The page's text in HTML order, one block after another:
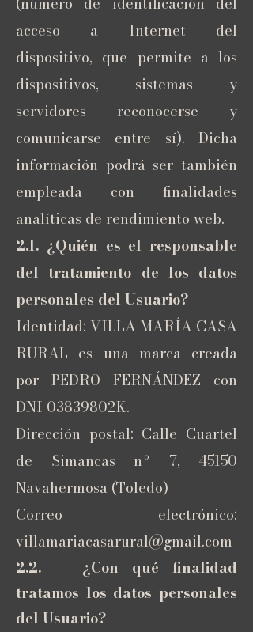
acceso a Internet del
dispositivo, que permite a los
dispositivos, sistemas y
servidores reconocerse y
comunicarse entre sí). Dicha
información podrá ser también
empleada con finalidades
analíticas de rendimiento web.
2.1. ¿Quién es el responsable
del tratamiento de los datos
personales del Usuario?
Identidad: VILLA MARÍA CASA
RURAL es una marca creada
por PEDRO FERNÁNDEZ con
DNI 03839802K.
Dirección postal: Calle Cuartel
de Simancas nº 7, 45150
Navahermosa (Toledo)
Correo electrónico:
villamariacasarural@gmail.com
2.2. ¿Con qué finalidad
tratamos los datos personales
del Usuario?